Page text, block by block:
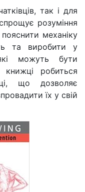
так і для
розуміння
механіку
та виробити у
можуть бути
робиться
що дозволяє
їх у свій